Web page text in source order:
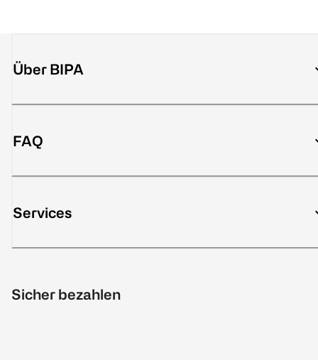
Über BIPA
FAQ
Services
Sicher bezahlen